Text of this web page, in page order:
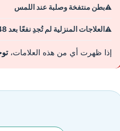
بطن منتفخة وصلبة عند اللمس
العلاجات المنزلية لم تُجدِ نفعًا بعد 48 ساعة
إذا ظهرت أي من هذه العلامات،